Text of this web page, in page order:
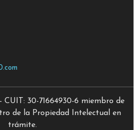
30-71664930-6 miembro de
de la Propiedad Intelectual en
trámite.